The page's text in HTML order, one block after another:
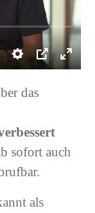
das
sofort auch
als